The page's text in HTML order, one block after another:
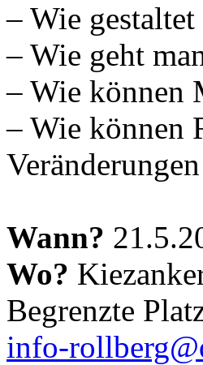
– Wie
– Wie geht
– Wie können
– Wie können
Wann?
Wo?
Begrenzte
info-